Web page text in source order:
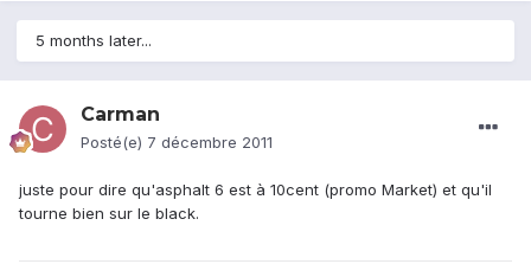
5 months later...
Carman
Posté(e) 7 décembre 2011
juste pour dire qu'asphalt 6 est à 10cent (promo Market) et qu'il
tourne bien sur le black.